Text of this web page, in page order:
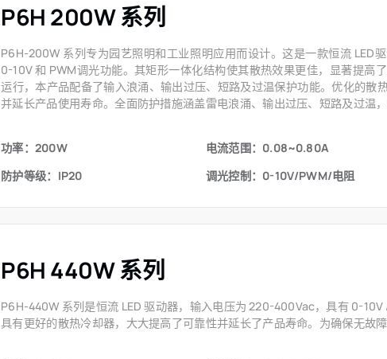
P6H 200W 系列
P6H-200W 系列专为园艺照明和工业照明应用而设计。这是一款恒流 LED
0-10V 和 PWM调光功能。其矩形一体化结构使其散热效果更佳，显著提高
运行，本产品配备了输入浪涌、输出过压、短路及过温保护功能。优化的散
并延长产品使用寿命。全面防护措施涵盖雷电浪涌、输出过压、短路及过温
功率：200W 电流范围：0.08~0.80A
防护等级：IP20
调光控制：0-10V/PWM/电阻
P6H 440W 系列
P6H-440W 系列是恒流 LED 驱动器，输入电压为 220-400Vac，具有 0-
具有更好的散热冷却器，大大提高了可靠性并延长了产品寿命。为确保无故